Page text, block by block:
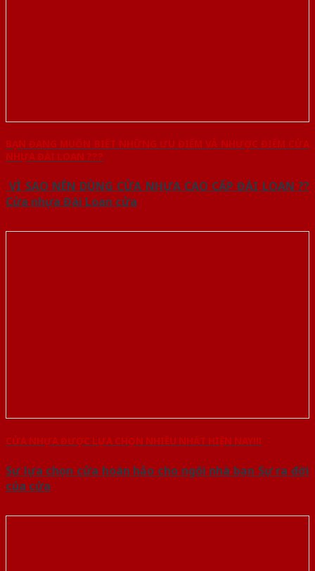
BẠN ĐANG MUỐN BIẾT NHỮNG ƯU ĐIỂM VÀ NHƯỢC ĐIỂM CỬA
NHỰA ĐÀI LOAN ???
VÌ SAO NÊN DÙNG CỬA NHỰA CAO CẤP ĐÀI LOAN ??
Cửa nhựa Đài Loan cửa
CỬA NHỰA ĐƯỢC LỰA CHỌN NHIỀU NHẤT HIỆN NAY!!!
Sự lựa chọn cửa hoàn hảo cho ngôi nhà bạn Sự ra đời
của cửa